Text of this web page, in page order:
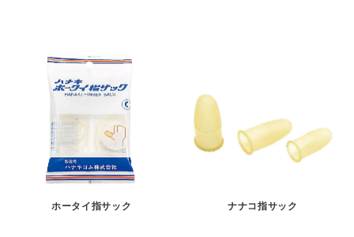
ホータイ指サック ナナコ指サック